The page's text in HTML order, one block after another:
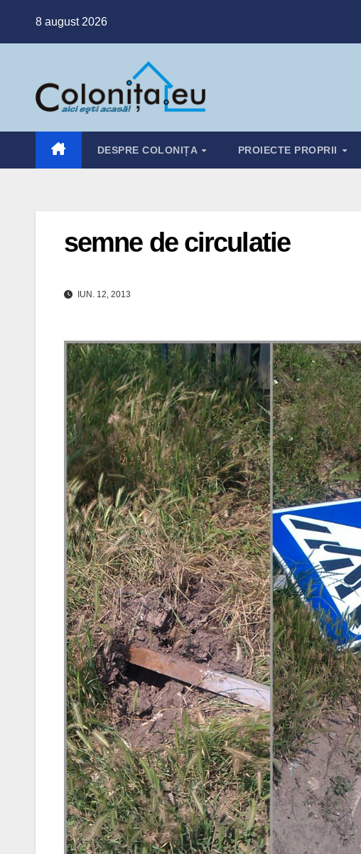
8 august 2026
DESPRE COLONIȚA PROIECTE PROPRII
semne de circulatie
IUN. 12, 2013